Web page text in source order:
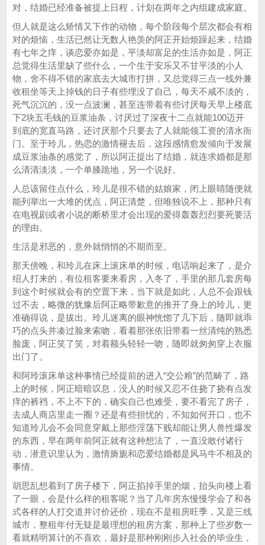
对，结婚已经准备被提上日程，计划在两年之内组建成家庭。
但人就是这么矫情又下作的动物，每个阶段每个层次都会有相
对的烦恼，生活已然让无数人艳羡的阿正开始烦躁起来，结婚
有七年之痒，谈恋爱亦如是，平淡却富足的生活亦如是，阿正
总觉得生活里缺了些什么，一个生于安乐又不甘平淡的小人
物，舍不得不错的家底去大城市打拼，又总觉得三点一线外兼
收租坐等天上掉钱的日子有些埋没了自己，每天不咸不淡的，
死气沉沉的，没一点波澜，甚至连带着有些讨厌每天早上楼底
下2块五毛钱的豆浆油条，讨厌过了深夜十二点就能100迈开
到底的宽直马路，还讨厌那个只要去了人就能领工资的清水衙
门。至于玲儿，热恋的激情褪去后，这段感情愈发倾向于发展
成豆浆油条的感觉了，所以阿正提出了结婚，就连求婚都是那
么清清淡淡，一个单膝跪地，另一个说好。
人总该留住点什么，玲儿是很不错的姑娘家，闭上眼睛随便就
能列举出一大堆的优点，阿正清楚，但唯独说不上，那种只有
在电视剧或者小说的断桥里才会出现的爱得轰轰烈烈要死要活
的理由。
生活是邪恶的，意外就悄悄的不期而至。
那天傍晚，和玲儿在床上滚床单的时候，电话响起来了，是介
绍人打来的，有位租客要来看房，入冬了，手里的那几套房每
到这个时候就会有的空置下来，当下就是如此，人总不会跟钱
过不去，略微的犹豫后阿正略带歉意的推开了身上的玲儿，更
准确得说，是拔出。玲儿迷离的眼神恍惚了几下后，随即就乖
巧的点头并凑过脸来索吻，看着那张依旧带着一丝清纯的熟悉
脸庞，阿正笑了笑，对着额头轻轻一吻，随即就匆匆穿上衣服
出门了。
和阿玲滚床单这种事情已经提前的进入“交公粮”的范畴了，路
上的时候，阿正暗暗叹息，没人的时候又忍不住挠了挠有点发
痒的裤裆，不上不下的，确实自己也难受，要不看完了房子，
去成人商店里走一圈？还是有些担忧的，不知如何开口，也不
知道玲儿会不会同意穿戴上那些淫荡下贱却能让男人兽性爆发
的东西，早在两年前阿正就有这种想法了，一直没敢付诸行
动，潜意识里认为，激情旖旎和恋爱结婚都是风马牛不相及的
事情。
胡思乱想着到了房子楼下，阿正掐掉手里的烟，抬头向楼上看
了一眼，会是什么样的租客呢？当了几年房东慢慢学会了和各
式各样的人打交道并讨价还价，现在不是租房旺季，又是三线
城市，整租年付无疑是最理想的租房方案，那种上了些岁数一
看就精明算计的不喜欢，最好是那种刚刚步入社会的毕业生，